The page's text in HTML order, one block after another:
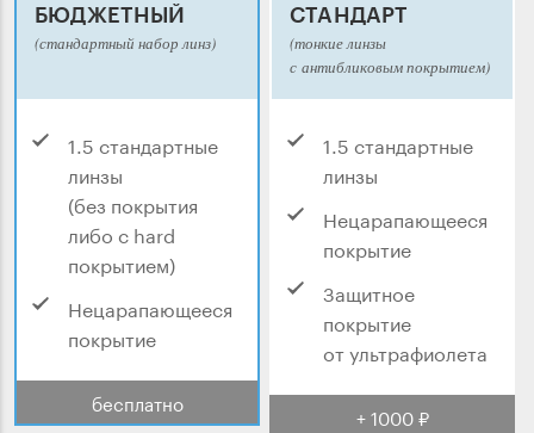
БЮДЖЕТНЫЙ
(стандартный набор линз)
1.5 стандартные
линзы
(без покрытия
либо с hard
покрытием)
Нецарапающееся
покрытие
бесплатно
СТАНДАРТ
(тонкие линзы
с антибликовым покрытием)
1.5 стандартные
линзы
Нецарапающееся
покрытие
Защитное
покрытие
от ультрафиолета
+ 1000 ₽